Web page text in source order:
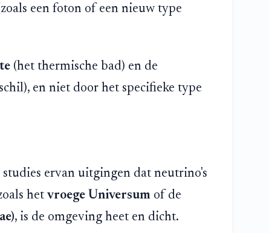
een foton of een nieuw type
(het thermische bad) en de
en niet door het specifieke type
ervan uitgingen dat neutrino's
het vroege Universumof de
, is de omgeving heet en dicht.